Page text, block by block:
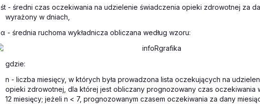
śt - średni czas oczekiwania na udzielenie świadczenia opieki zdrowotnej za
wyrażony w dniach,
α - średnia ruchoma wykładnicza obliczana według wzoru:
gdzie:
n - liczba miesięcy, w których była prowadzona lista oczekujących na
opieki zdrowotnej, dla której jest obliczany prognozowany czas oczekiwania
12 miesięcy; jeżeli n < 7, prognozowanym czasem oczekiwania za dany